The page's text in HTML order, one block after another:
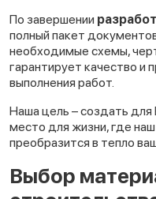
По завершении
полный пакет
необходимые схемы,
гарантирует качество
выполнения работ.
Наша цель – создать для
место для жизни, где
преобразится в тепло
Выбор